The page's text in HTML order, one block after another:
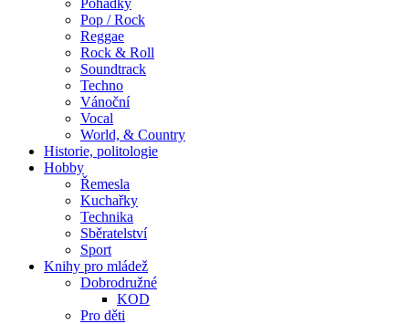
Pohádky
Pop / Rock
Reggae
Rock & Roll
Soundtrack
Techno
Vánoční
Vocal
World, & Country
Historie, politologie
Hobby
Řemesla
Kuchařky
Technika
Sběratelství
Sport
Knihy pro mládež
Dobrodružné
KOD
Pro děti